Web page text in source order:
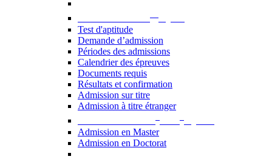
Test d'aptitude
Demande d’admission
Périodes des admissions
Calendrier des épreuves
Documents requis
Résultats et confirmation
Admission sur titre
Admission à titre étranger
Admission en Master
Admission en Doctorat